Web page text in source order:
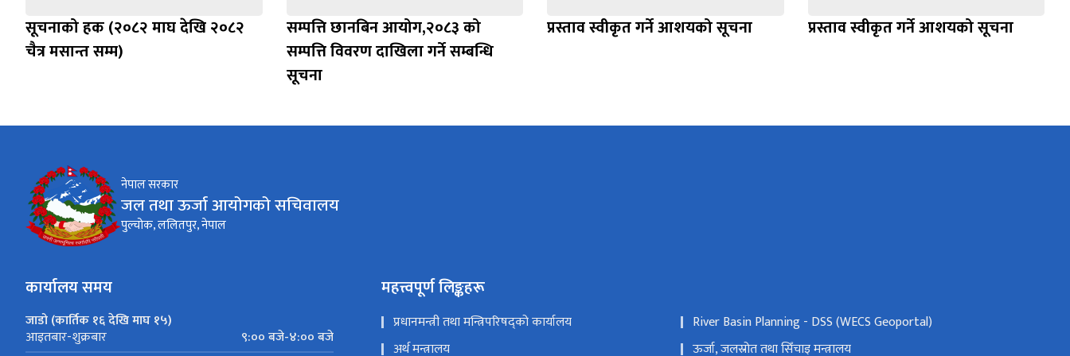
सूचनाको हक (२०८२ माघ देखि २०८२
चैत्र मसान्त सम्म)
सम्पत्ति छानबिन आयोग,२०८३ को
सम्पत्ति विवरण दाखिला गर्ने सम्बन्धि
सूचना
प्रस्ताव स्वीकृत गर्ने आशयको सूचना प्रस्ताव स्वीकृत गर्ने आशयको सूचना
नेपाल सरकार
जल तथा ऊर्जा आयोगको सचिवालय
पुल्चोक, ललितपुर, नेपाल
कार्यालय समय
जाडो (कार्तिक १६ देखि माघ १५)
आइतबार-शुक्रबार
९:०० बजे-४:०० बजे
महत्त्वपूर्ण लिङ्कहरू
प्रधानमन्त्री तथा मन्त्रिपरिषद्को कार्यालय
River Basin Planning - DSS (WECS Geoportal)
अर्थ मन्त्रालय
ऊर्जा, जलस्रोत तथा सिँचाइ मन्त्रालय